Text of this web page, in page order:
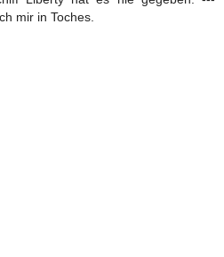
mir in Toches.